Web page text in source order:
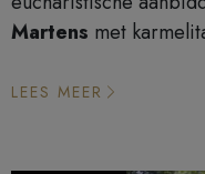
Martens met
Eerste donderdag van
LEES MEER